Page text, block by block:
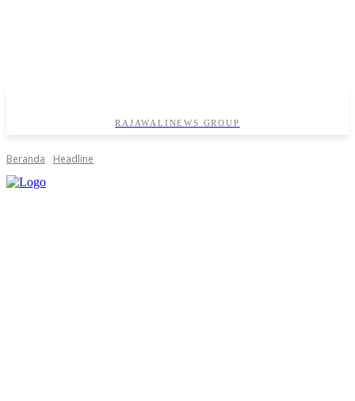
RAJAWALINEWS GROUP
Beranda Headline